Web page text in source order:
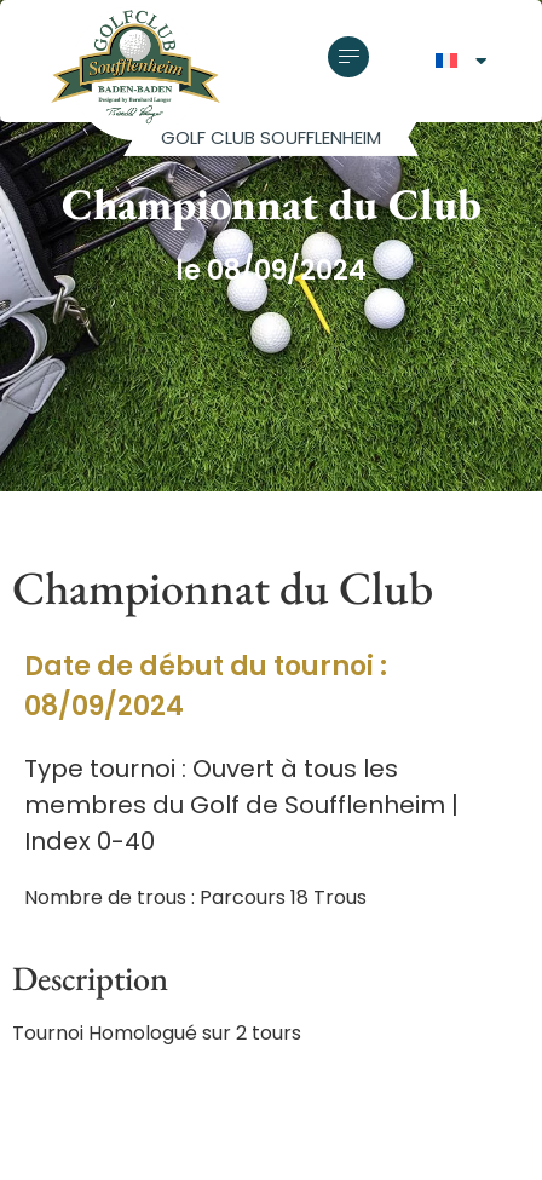
GOLF CLUB SOUFFLENHEIM
Championnat du Club
le 08/09/2024
Championnat du Club
Date de début du tournoi :
08/09/2024
Type tournoi : Ouvert à tous les
membres du Golf de Soufflenheim |
Index 0-40
Nombre de trous : Parcours 18 Trous
Description
Tournoi Homologué sur 2 tours